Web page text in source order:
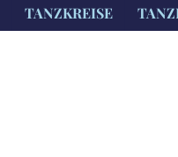
TANZKREISE